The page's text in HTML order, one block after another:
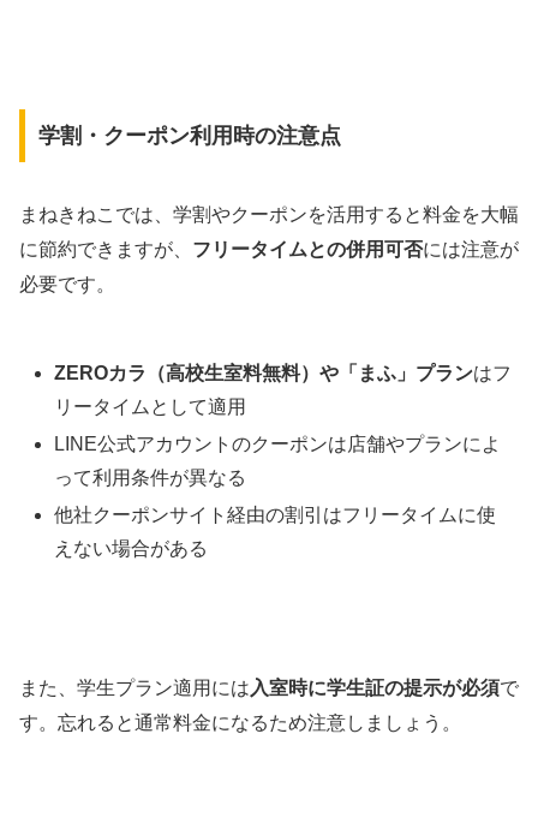
学割・クーポン利用時の注意点
まねきねこでは、学割やクーポンを活用すると料金を大幅
に節約できますが、 フリータイムとの併用可否には注意が
必要です。
ZEROカラ（高校生室料無料）や「まふ」プランはフ
リータイムとして適用
LINE公式アカウントのクーポンは店舗やプランによ
って利用条件が異なる
他社クーポンサイト経由の割引はフリータイムに使
えない場合がある
また、学生プラン適用には 入室時に学生証の提示が必須で
す。忘れると通常料金になるため注意しましょう。